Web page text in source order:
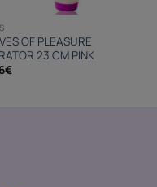
OF PLEASURE
23 CM PINK
€